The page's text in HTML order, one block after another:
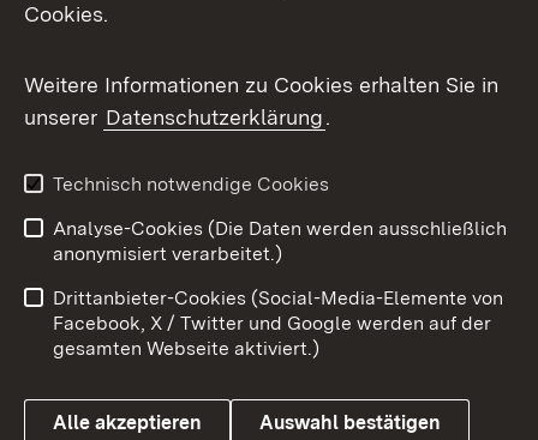
Messenger
Social Wall
X / Twitter
Youtube
Benutzungshinweise
Barrierefreiheit
Datenschutz
Cookies
Cookies.
Weitere Informationen zu Cookies erhalten Sie in
unserer Datenschutzerklärung.
Technisch notwendige Cookies
Analyse-Cookies (Die Daten werden ausschließlich
anonymisiert verarbeitet.)
Drittanbieter-Cookies (Social-Media-Elemente von
Facebook, X / Twitter und Google werden auf der
gesamten Webseite aktiviert.)
Alle akzeptieren Auswahl bestätigen